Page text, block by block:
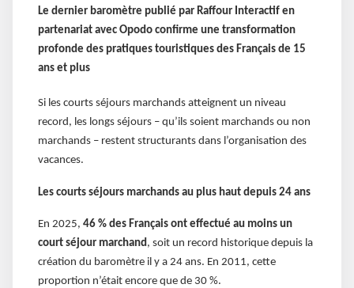
Le dernier baromètre publié par Raffour Interactif en
partenariat avec Opodo confirme une transformation
profonde des pratiques touristiques des Français de 15
ans et plus
Si les courts séjours marchands atteignent un niveau
record, les longs séjours – qu’ils soient marchands ou non
marchands – restent structurants dans l’organisation des
vacances.
Les courts séjours marchands au plus haut depuis 24 ans
En 2025, 46 % des Français ont effectué au moins un
court séjour marchand , soit un record historique depuis la
création du baromètre il y a 24 ans. En 2011, cette
proportion n’était encore que de 30 %.